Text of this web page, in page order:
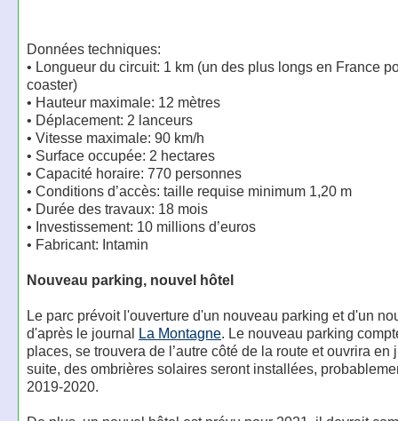
Données techniques:
• Longueur du circuit: 1 km (un des plus longs en France
coaster)
• Hauteur maximale: 12 mètres
• Déplacement: 2 lanceurs
• Vitesse maximale: 90 km/h
• Surface occupée: 2 hectares
• Capacité horaire: 770 personnes
• Conditions d’accès: taille requise minimum 1,20 m
• Durée des travaux: 18 mois
• Investissement: 10 millions d’euros
• Fabricant: Intamin
Nouveau parking, nouvel hôtel
Le parc prévoit l'ouverture d'un nouveau parking et d'un
d'après le journal La Montagne. Le nouveau parking
places, se trouvera de l’autre côté de la route et ouvrira en
suite, des ombrières solaires seront installées,
2019-2020.